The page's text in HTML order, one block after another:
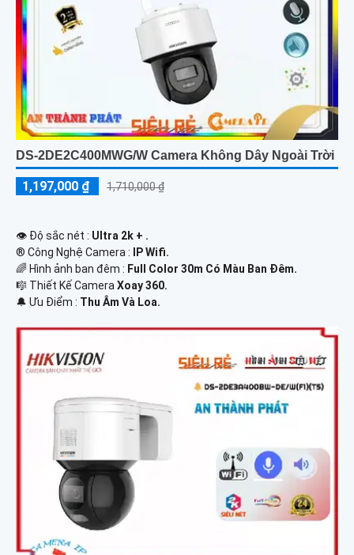
DS-2DE2C400MWG/W Camera Không Dây Ngoài Trời
1,197,000 ₫ 1,710,000 ₫
👁 Độ sắc nét : Ultra 2k + .
®️ Công Nghệ Camera :
IP Wifi.
🌈 Hình ảnh ban đêm : Full Color 30m Có Màu Ban Ðêm.
🎼️ Thiết Kế Camera Xoay 360.
️🔔 Ưu Điểm : Thu Âm Và Loa.